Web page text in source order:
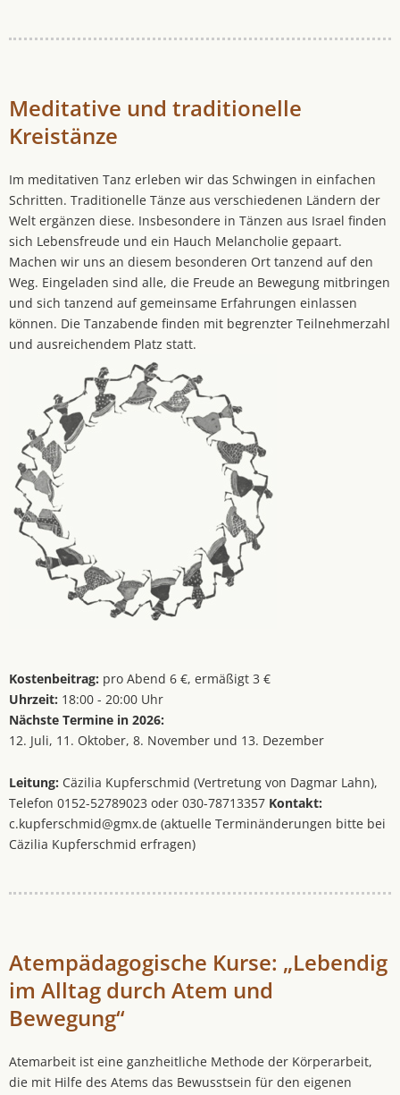
Meditative und traditionelle
Kreistänze
Im meditativen Tanz erleben wir das Schwingen in einfachen
Schritten. Traditionelle Tänze aus verschiedenen Ländern der
Welt ergänzen diese. Insbesondere in Tänzen aus Israel finden
sich Lebensfreude und ein Hauch Melancholie gepaart.
Machen wir uns an diesem besonderen Ort tanzend auf den
Weg. Eingeladen sind alle, die Freude an Bewegung mitbringen
und sich tanzend auf gemeinsame Erfahrungen einlassen
können. Die Tanzabende finden mit begrenzter Teilnehmerzahl
und ausreichendem Platz statt.
Kostenbeitrag: pro Abend 6 €, ermäßigt 3 €
Uhrzeit: 18:00 - 20:00 Uhr
Nächste Termine in 2026:
12. Juli, 11. Oktober, 8. November und 13. Dezember
Leitung: Cäzilia Kupferschmid (Vertretung von Dagmar Lahn),
Telefon 0152-52789023 oder 030-78713357 Kontakt:
c.kupferschmid@gmx.de (aktuelle Terminänderungen bitte bei
Cäzilia Kupferschmid erfragen)
Atempädagogische Kurse: „Lebendig
im Alltag durch Atem und
Bewegung“
Atemarbeit ist eine ganzheitliche Methode der Körperarbeit,
die mit Hilfe des Atems das Bewusstsein für den eigenen